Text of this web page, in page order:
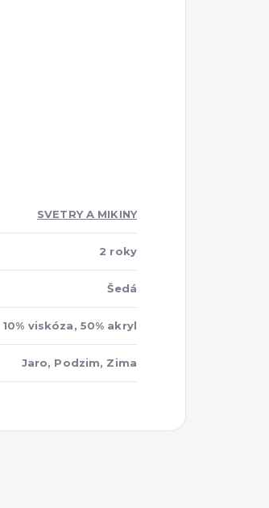
SVETRY A MIKINY
2 roky
Šedá
viskóza, 50% akryl
Jaro, Podzim, Zima